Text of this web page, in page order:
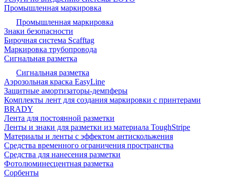
Промышленная маркировка
Промышленная маркировка
Знаки безопасности
Бирочная система Scafftag
Маркировка трубопровода
Сигнальная разметка
Сигнальная разметка
Аэрозольная краска EasyLine
Защитные амортизаторы-демпферы
Комплекты лент для создания маркировки с принтерами
BRADY
Лента для постоянной разметки
Ленты и знаки для разметки из материала ToughStripe
Материалы и ленты с эффектом антискольжения
Средства временного ограничения пространства
Средства для нанесения разметки
Фотолюминесцентная разметка
Сорбенты